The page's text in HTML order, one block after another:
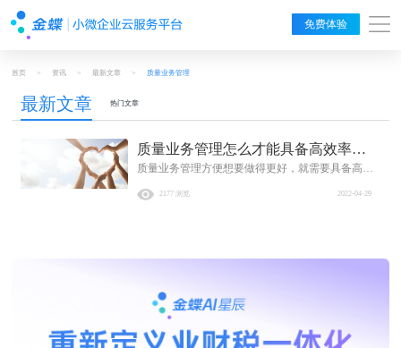
免费体验
首页 > 资讯 > 最新文章 > 质量业务管理
最新文章 热门文章
质量业务管理怎么才能具备高效率
呢？
质量业务管理方便想要做得更好，就需要具备高效
处在于多方面的。
2022-04-29
2177 浏览